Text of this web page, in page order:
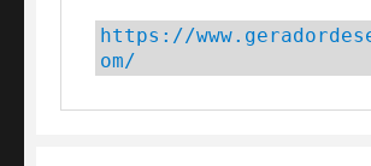
https://
om/